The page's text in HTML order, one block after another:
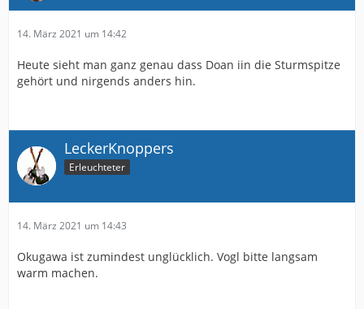
14. März 2021 um 14:42
Heute sieht man ganz genau dass Doan iin die Sturmspitze
gehört und nirgends anders hin.
LeckerKnoppers
Erleuchteter
14. März 2021 um 14:43
Okugawa ist zumindest unglücklich. Vogl bitte langsam
warm machen.